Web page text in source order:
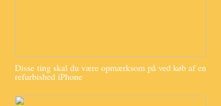
Disse ting skal du være opmærksom på ved køb af en
refurbished iPhone